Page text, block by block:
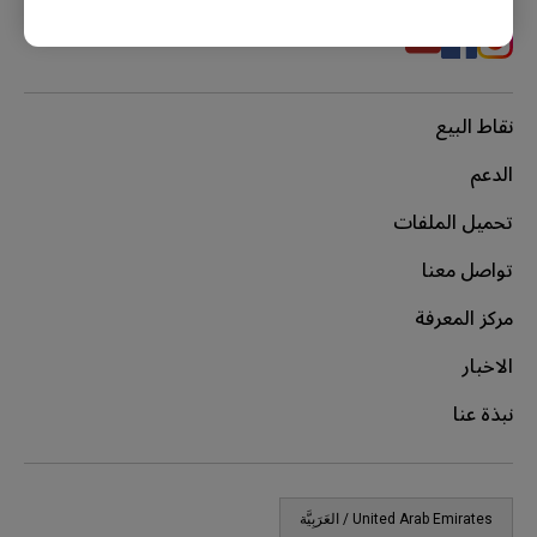
نقاط البيع
الدعم
تحميل الملفات
تواصل معنا
مركز المعرفة
الاخبار
نبذة عنا
United Arab Emirates / العَرَبِيَّة